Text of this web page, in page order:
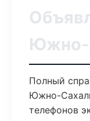
Южно-
Полный
Южно-
телефонов